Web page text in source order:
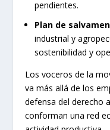
pendientes.
Plan de
industrial y
sostenibilidad y
Los voceros de la
va más allá de los
defensa del derecho
conforman una red